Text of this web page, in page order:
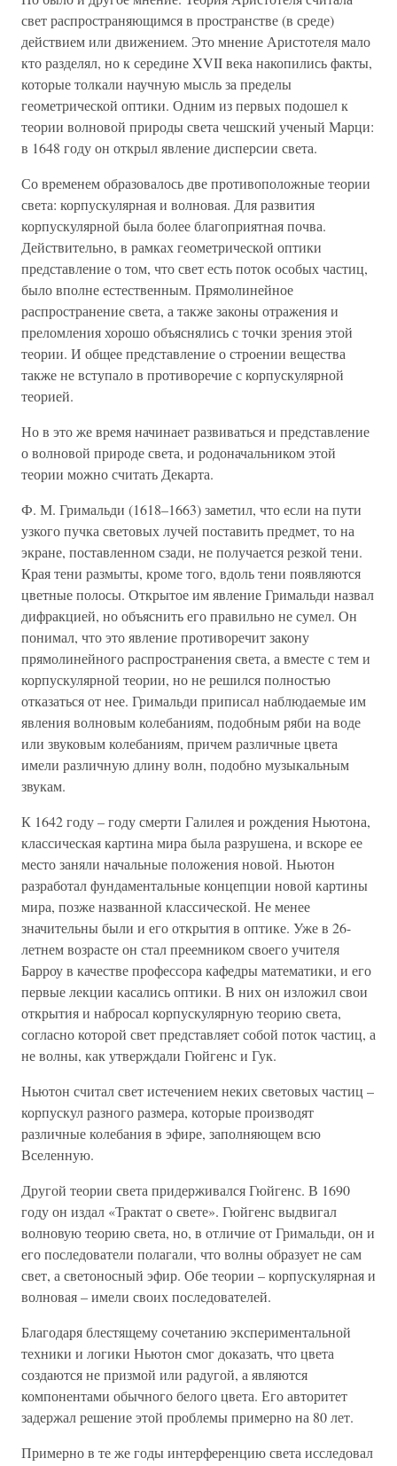
свет распространяющимся в пространстве (в среде)
действием или движением. Это мнение Аристотеля мало
кто разделял, но к середине XVII века накопились факты,
которые толкали научную мысль за пределы
геометрической оптики. Одним из первых подошел к
теории волновой природы света чешский ученый Марци:
в 1648 году он открыл явление дисперсии света.
Со временем образовалось две противоположные теории
света: корпускулярная и волновая. Для развития
корпускулярной была более благоприятная почва.
Действительно, в рамках геометрической оптики
представление о том, что свет есть поток особых частиц,
было вполне естественным. Прямолинейное
распространение света, а также законы отражения и
преломления хорошо объяснялись с точки зрения этой
теории. И общее представление о строении вещества
также не вступало в противоречие с корпускулярной
теорией.
Но в это же время начинает развиваться и представление
о волновой природе света, и родоначальником этой
теории можно считать Декарта.
Ф. М. Гримальди (1618–1663) заметил, что если на пути
узкого пучка световых лучей поставить предмет, то на
экране, поставленном сзади, не получается резкой тени.
Края тени размыты, кроме того, вдоль тени появляются
цветные полосы. Открытое им явление Гримальди назвал
дифракцией, но объяснить его правильно не сумел. Он
понимал, что это явление противоречит закону
прямолинейного распространения света, а вместе с тем и
корпускулярной теории, но не решился полностью
отказаться от нее. Гримальди приписал наблюдаемые им
явления волновым колебаниям, подобным ряби на воде
или звуковым колебаниям, причем различные цвета
имели различную длину волн, подобно музыкальным
звукам.
К 1642 году – году смерти Галилея и рождения Ньютона,
классическая картина мира была разрушена, и вскоре ее
место заняли начальные положения новой. Ньютон
разработал фундаментальные концепции новой картины
мира, позже названной классической. Не менее
значительны были и его открытия в оптике. Уже в 26-
летнем возрасте он стал преемником своего учителя
Барроу в качестве профессора кафедры математики, и его
первые лекции касались оптики. В них он изложил свои
открытия и набросал корпускулярную теорию света,
согласно которой свет представляет собой поток частиц, а
не волны, как утверждали Гюйгенс и Гук.
Ньютон считал свет истечением неких световых частиц –
корпускул разного размера, которые производят
различные колебания в эфире, заполняющем всю
Вселенную.
Другой теории света придерживался Гюйгенс. В 1690
году он издал «Трактат о свете». Гюйгенс выдвигал
волновую теорию света, но, в отличие от Гримальди, он и
его последователи полагали, что волны образует не сам
свет, а светоносный эфир. Обе теории – корпускулярная и
волновая – имели своих последователей.
Благодаря блестящему сочетанию экспериментальной
техники и логики Ньютон смог доказать, что цвета
создаются не призмой или радугой, а являются
компонентами обычного белого цвета. Его авторитет
задержал решение этой проблемы примерно на 80 лет.
Примерно в те же годы интерференцию света исследовал